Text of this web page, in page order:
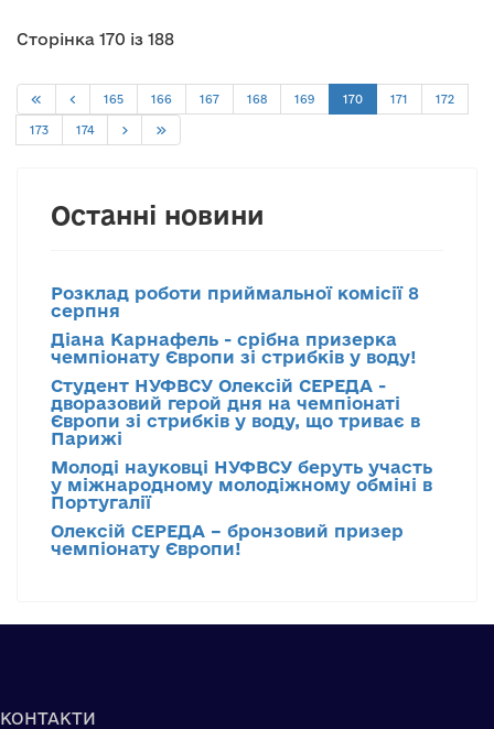
Сторінка 170 із 188
165 166 167 168 169 170 171 172
173 174
Останні новини
Розклад роботи приймальної комісії 8
серпня
Діана Карнафель - срібна призерка
чемпіонату Європи зі стрибків у воду!
Студент НУФВСУ Олексій СЕРЕДА -
дворазовий герой дня на чемпіонаті
Європи зі стрибків у воду, що триває в
Парижі
Молоді науковці НУФВСУ беруть участь
у міжнародному молодіжному обміні в
Португалії
Олексій СЕРЕДА – бронзовий призер
чемпіонату Європи!
КОНТАКТИ